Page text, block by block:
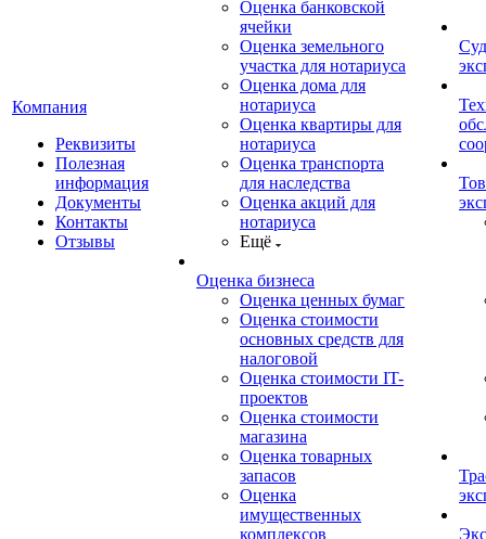
Компания
Реквизиты
Полезная
информация
Документы
Контакты
Отзывы
Оценка банковской
ячейки
Оценка земельного
участка для нотариуса
Оценка дома для
нотариуса
Оценка квартиры для
нотариуса
Оценка транспорта
для наследства
Оценка акций для
нотариуса
Ещё
Оценка бизнеса
Оценка ценных бумаг
Оценка стоимости
основных средств для
налоговой
Оценка стоимости IT-
проектов
Оценка стоимости
магазина
Оценка товарных
запасов
Оценка
имущественных
комплексов